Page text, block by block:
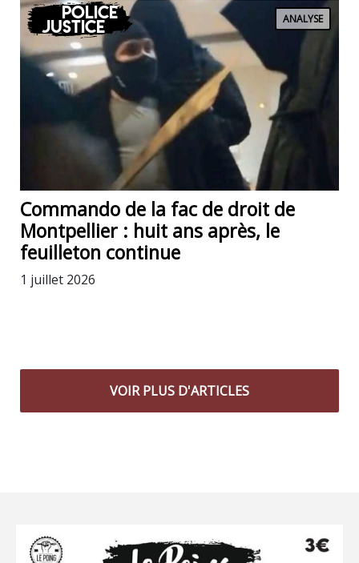
Police
Justice ANALYSE
Commando de la fac de droit de
Montpellier : huit ans après, le
feuilleton continue
1 juillet 2026
VOIR PLUS D'ARTICLES